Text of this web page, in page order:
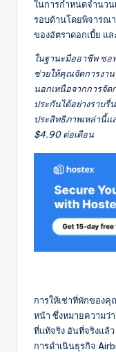
ในการกำหนดจำนวน
รอบด้านโดยพิจารณ
ของอัตราดอกเบี้ย แ
ในฐานะมืออาชีพซอ
ช่วยให้คุณจัดการงา
นอกเหนือจากการจัด
ประกันได้อย่างราบรื่
ประสิทธิภาพเหล่านี้แ
$4.90 ต่อเดือน
การให้เช่าที่พักของ
หน้า ซึ่งหมายความว่
ที่แท้จริง อันที่จริงแล้
การดำเนินธุรกิจ